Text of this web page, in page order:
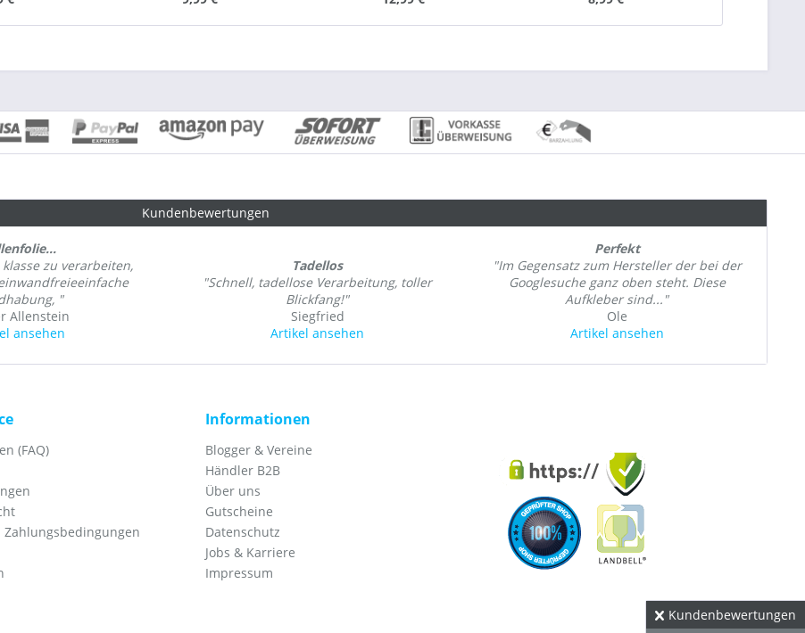
Kundenbewertungen
Kundenbewertungen
zu verarbeiten,
"
Allenstein
ansehen
Tadellos
"Schnell, tadellose Verarbeitung, toller
Blickfang!"
Siegfried
Artikel ansehen
Perfekt
"Im Gegensatz zum Hersteller der bei der
Googlesuche ganz oben steht. Diese
Aufkleber sind..."
Ole
Artikel ansehen
(FAQ)
Zahlungsbedingungen
Informationen
Blogger & Vereine
Händler B2B
Über uns
Gutscheine
Datenschutz
Jobs & Karriere
Impressum